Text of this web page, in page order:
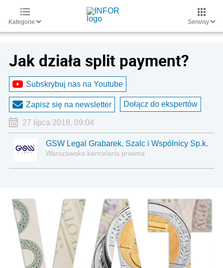
Kategorie Serwisy
Jak działa split payment?
Subskrybuj nas na Youtube
Zapisz się na newsletter Dołącz do ekspertów
27 lipca 2018, 09:04
GSW Legal Grabarek, Szalc i Wspólnicy Sp.k.
Warszawska kancelaria prawna